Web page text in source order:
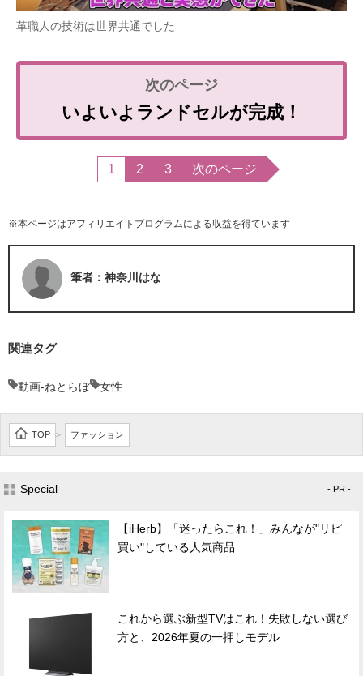
革職人の技術は世界共通でした
いよいよランドセルが完成！
1 2 3 次のページ
※本ページはアフィリエイトプログラムによる収益を得ています
筆者：神奈川はな
関連タグ
動画-ねとらぼ 女性
TOP > ファッション
Special - PR -
【iHerb】「迷ったらこれ！」みんなが"リピ
買い"している人気商品
これから選ぶ新型TVはこれ！失敗しない選び
方と、2026年夏の一押しモデル